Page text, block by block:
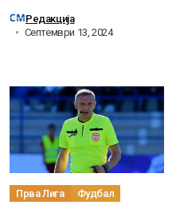
Редакција
Септември 13, 2024
Прва Лига Фудбал